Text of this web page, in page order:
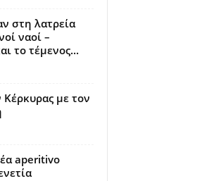
στη λατρεία
ναοί –
το τέμενος...
με τον
aperitivo